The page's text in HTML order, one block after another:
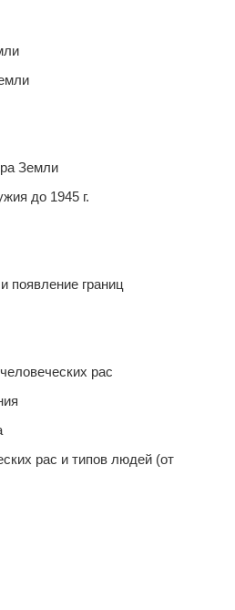
Земли
до 1945 г.
появление границ
рас
рас и типов людей (от